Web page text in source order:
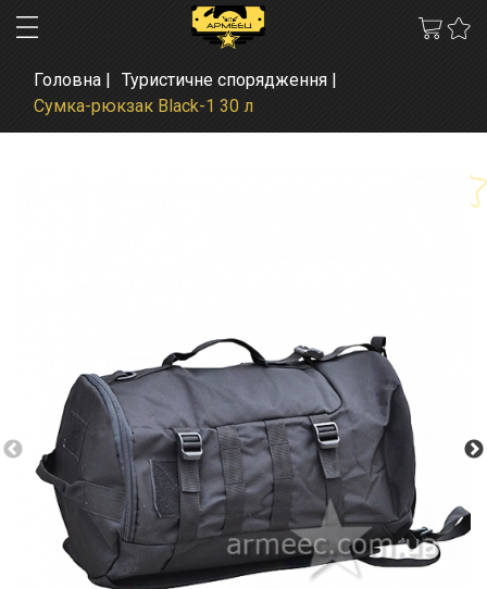
Головна
Туристичне спорядження
Сумка-рюкзак Black-1 30 л